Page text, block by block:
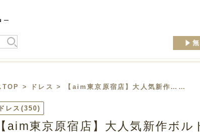
TOP > ドレス > 【aim東京原宿店】大人気新作……
ドレス (350)
【aim東京原宿店】大人気新作ボ